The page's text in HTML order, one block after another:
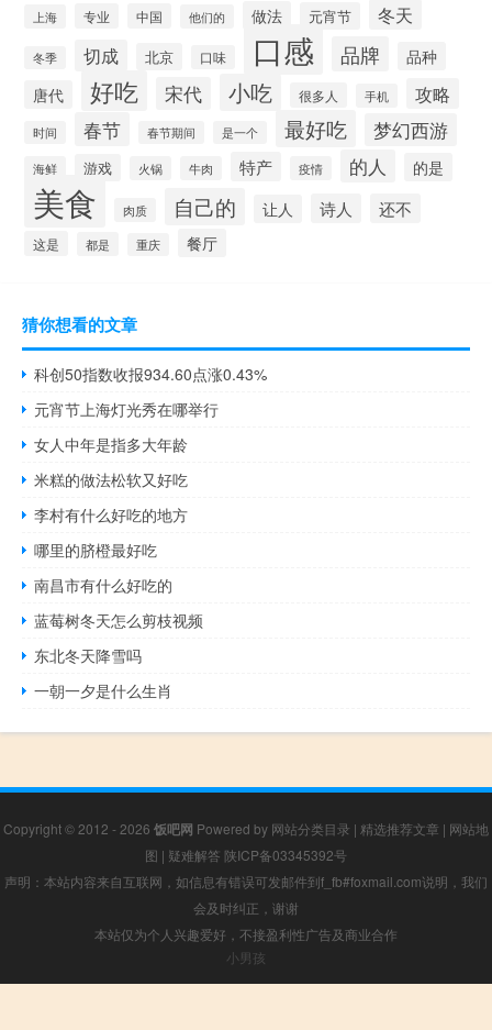
上海 专业 中国 他们的 做法 元宵节 冬天
冬季 切成 北京 口味 口感 品牌
品种
唐代
好吃 宋代 小吃 很多人 手机 攻略
时间 春节 春节期间 是一个 最好吃 梦幻西游
海鲜 游戏 火锅 牛肉 特产 疫情 的人 的是
美食 肉质 自己的 让人 诗人 还不
这是 都是 重庆 餐厅
猜你想看的文章
科创50指数收报934.60点涨0.43%
元宵节上海灯光秀在哪举行
女人中年是指多大年龄
米糕的做法松软又好吃
李村有什么好吃的地方
哪里的脐橙最好吃
南昌市有什么好吃的
蓝莓树冬天怎么剪枝视频
东北冬天降雪吗
一朝一夕是什么生肖
Copyright © 2012 - 2026 饭吧网 Powered by 网站分类目录 | 精选推荐文章 | 网站地
图 | 疑难解答 陕ICP备03345392号
声明：本站内容来自互联网，如信息有错误可发邮件到f_fb#foxmail.com说明，我们
会及时纠正，谢谢
本站仅为个人兴趣爱好，不接盈利性广告及商业合作
小男孩